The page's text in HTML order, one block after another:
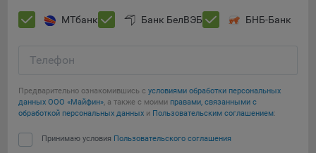
контента. Данные файлы cookie собирают информацию о
выборе пользователя на сайте и его предпочтениях и
выбранном пользователем городе и других местных
настраивать сайт.
9.4. Аналитические файлы cookie, например
собирают информацию о том, как пользователь
Сохранить мои изменения
МТбанк Банк БелВЭБ БНБ-Банк
Телефон
Предварительно ознакомившись с условиями обработки персональных
данных ООО «Майфин», а также с моими правами, связанными с
обработкой персональных данных и Пользовательским соглашением:
Принимаю условия Пользовательского соглашения